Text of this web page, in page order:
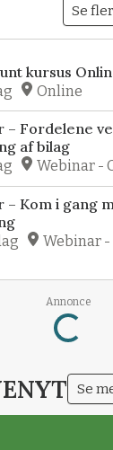
Se
kursus
Online
– Fordelene
af bilag
Webinar -
– Kom i gang
Webinar -
Annonce
Loading...
Se